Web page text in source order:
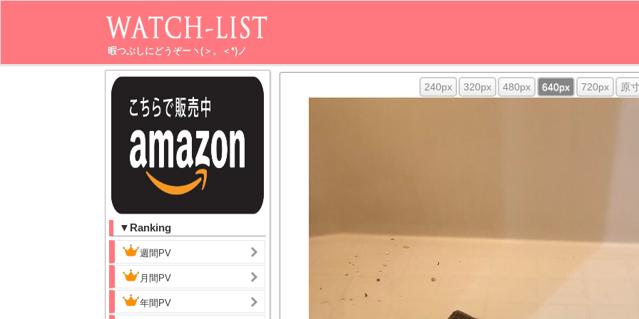
暇つぶしにどうぞーヽ(＞。＜*)ノ
▼Ranking
週間PV
月間PV
年間PV
240px 320px 480px 640px 720px 原